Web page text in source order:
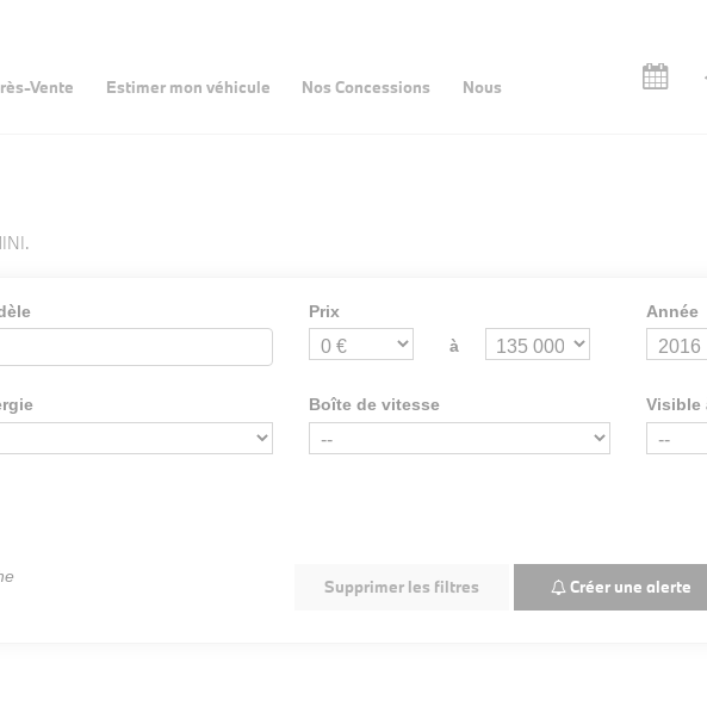
Vente Estimer mon véhicule Nos Concessions
Nous
Prix
à
Année
Boîte de vitesse Visible
Supprimer les filtres Créer une alerte